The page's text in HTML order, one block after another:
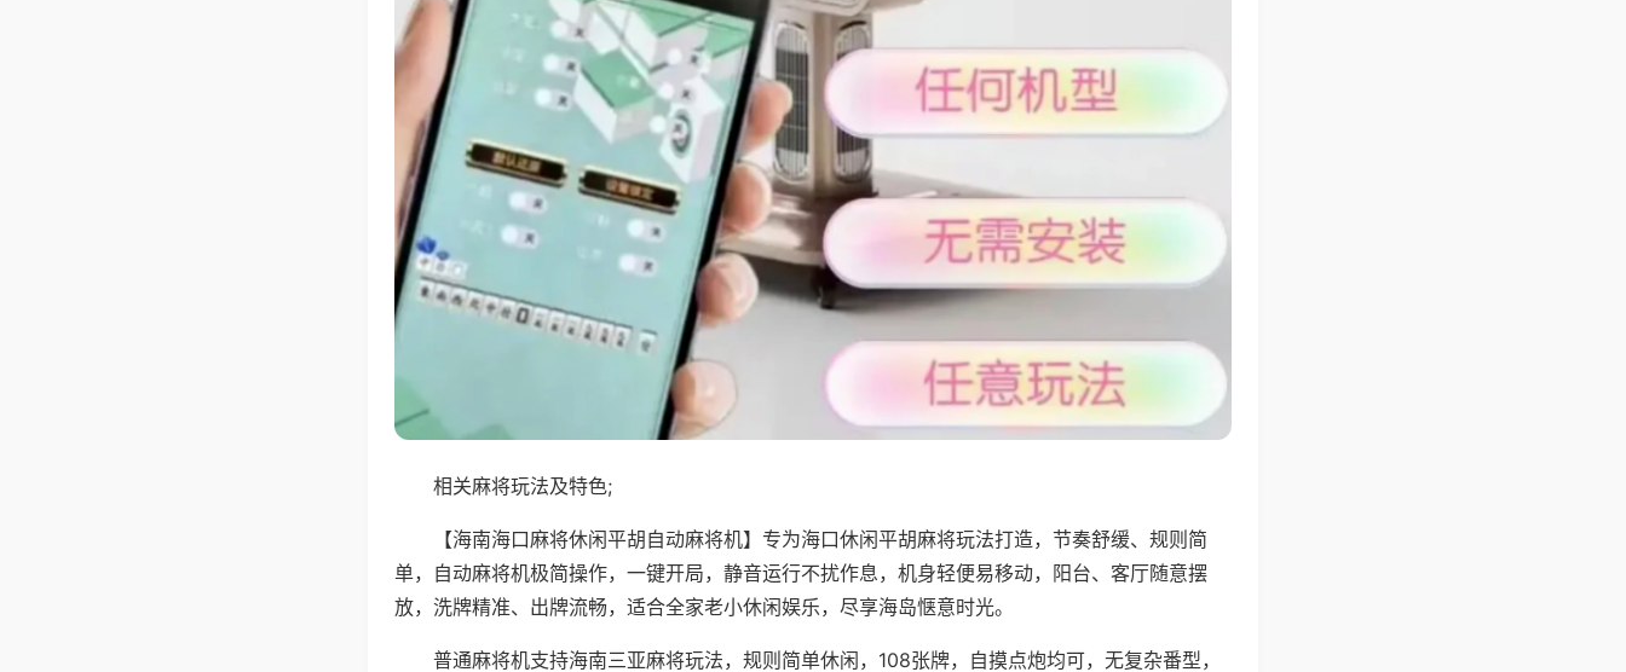
相关麻将玩法及特色;
【海南海口麻将休闲平胡自动麻将机】专为海口休闲平胡麻将玩法打造，节奏舒缓、规则简
单，自动麻将机极简操作，一键开局，静音运行不扰作息，机身轻便易移动，阳台、客厅随意摆
放，洗牌精准、出牌流畅，适合全家老小休闲娱乐，尽享海岛惬意时光。
普通麻将机支持海南三亚麻将玩法，规则简单休闲，108张牌，自摸点炮均可，无复杂番型，